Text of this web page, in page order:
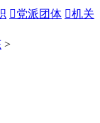
党派团体 机关
>